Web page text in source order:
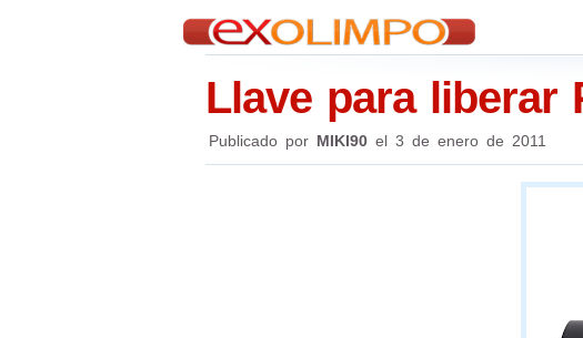
Llave para liberar
Publicado por MIKI90el 3 de enero de 2011